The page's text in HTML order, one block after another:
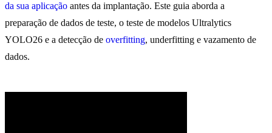
da sua aplicação antes da implantação. Este guia aborda a
preparação de dados de teste, o teste de modelos Ultralytics
YOLO26 e a detecção de overfitting, underfitting e vazamento de
dados.